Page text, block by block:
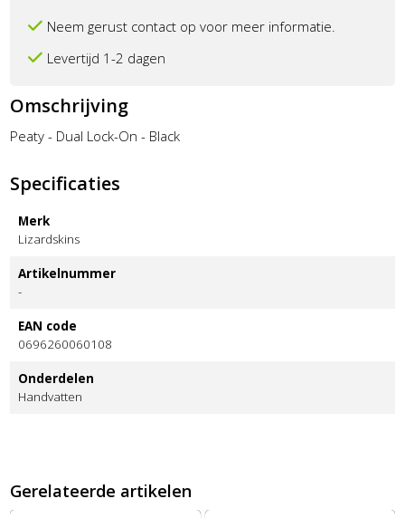
Neem gerust contact op voor meer informatie.
Levertijd 1-2 dagen
Omschrijving
Peaty - Dual Lock-On - Black
Specificaties
Merk
Lizardskins
Artikelnummer
-
EAN code
0696260060108
Onderdelen
Handvatten
Gerelateerde artikelen